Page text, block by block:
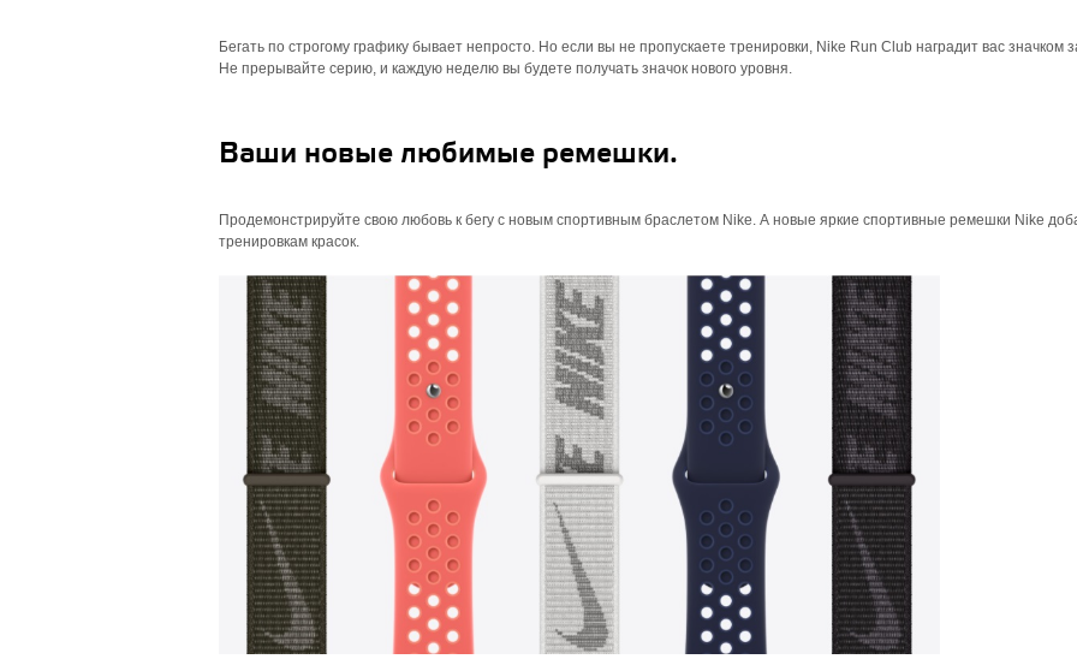
Бегать по строгому графику бывает непросто. Но если вы не пропускаете тренировки, Nike Run Club наградит вас значком
Не прерывайте серию, и каждую неделю вы будете получать значок нового уровня.
Ваши новые любимые ремешки.
Продемонстрируйте свою любовь к бегу с новым спортивным браслетом Nike. А новые яркие спортивные ремешки Nike
тренировкам красок.